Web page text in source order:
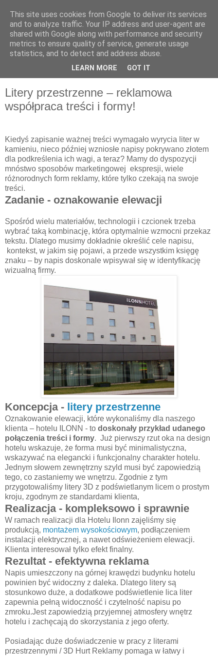
Litery przestrzenne – reklamowa
współpraca treści i formy!
Kiedyś zapisanie ważnej treści wymagało wyrycia liter w
kamieniu, nieco później wzniosłe napisy pokrywano złotem
dla podkreślenia ich wagi, a teraz? Mamy do dyspozycji
mnóstwo sposobów marketingowej ekspresji, wiele
różnorodnych form reklamy, które tylko czekają na swoje
treści.
Zadanie - oznakowanie elewacji
Spośród wielu materiałów, technologii i czcionek trzeba
wybrać taką kombinację, która optymalnie wzmocni przekaz
tekstu. Dlatego musimy dokładnie określić cele napisu,
kontekst, w jakim się pojawi, a przede wszystkim księgę
znaku – by napis doskonale wpisywał się w identyfikację
wizualną firmy.
Koncepcja - litery przestrzenne
Oznakowanie elewacji, które wykonaliśmy dla naszego
klienta – hotelu ILONN - to doskonały przykład udanego
połączenia treści i formy. Już pierwszy rzut oka na design
hotelu wskazuje, że forma musi być minimalistyczna,
wskazywać na elegancki i funkcjonalny charakter hotelu.
Jednym słowem zewnętrzny szyld musi być zapowiedzią
tego, co zastaniemy we wnętrzu. Zgodnie z tym
przygotowaliśmy litery 3D z podświetlanym licem o prostym
kroju, zgodnym ze standardami klienta,
Realizacja - kompleksowo i sprawnie
W ramach realizacji dla Hotelu Ilonn zajęliśmy się
produkcją, montażem wysokościowym, podłączeniem
instalacji elektrycznej, a nawet odświeżeniem elewacji.
Klienta interesował tylko efekt finalny.
Rezultat - efektywna reklama
Napis umieszczony na górnej krawędzi budynku hotelu
powinien być widoczny z daleka. Dlatego litery są
stosunkowo duże, a dodatkowe podświetlenie lica liter
zapewnia pełną widoczność i czytelność napisu po
zmroku.Jest zapowiedzią przyjemnej atmosfery wnętrz
hotelu i zachęcają do skorzystania z jego oferty.
Posiadając duże doświadczenie w pracy z literami
przestrzennymi / 3D Hurt Reklamy pomaga w łatwy i
This site uses cookies from Google to deliver its services
and to analyze traffic. Your IP address and user-agent are
shared with Google along with performance and security
metrics to ensure quality of service, generate usage
statistics, and to detect and address abuse.
LEARN MORE GOT IT